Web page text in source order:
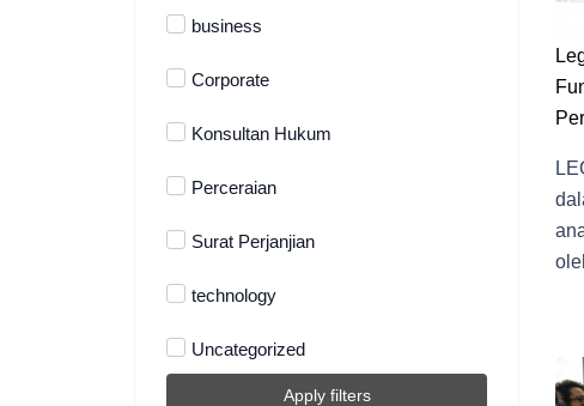
business
Corporate
Konsultan Hukum
Perceraian
Surat Perjanjian
technology
Uncategorized
Apply filters